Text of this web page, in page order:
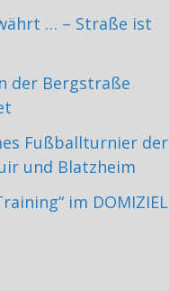
… – Straße ist
der Bergstraße
Fußballturnier der
und Blatzheim
im DOMIZIEL